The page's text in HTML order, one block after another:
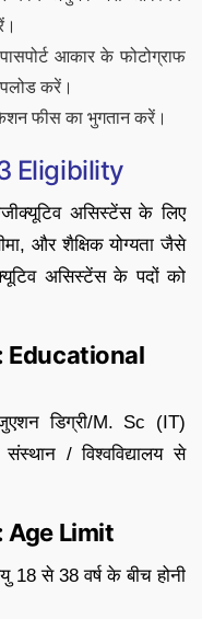
आकार के फोटोग्राफ
करें।
फीस का भुगतान करें।
Eligibility
असिस्टेंस के लिए
और शैक्षिक योग्यता जैसे
असिस्टेंस के पदों को
Educational
डिग्री/M. Sc (IT)
/ विश्वविद्यालय से
Age Limit
से 38 वर्ष के बीच होनी